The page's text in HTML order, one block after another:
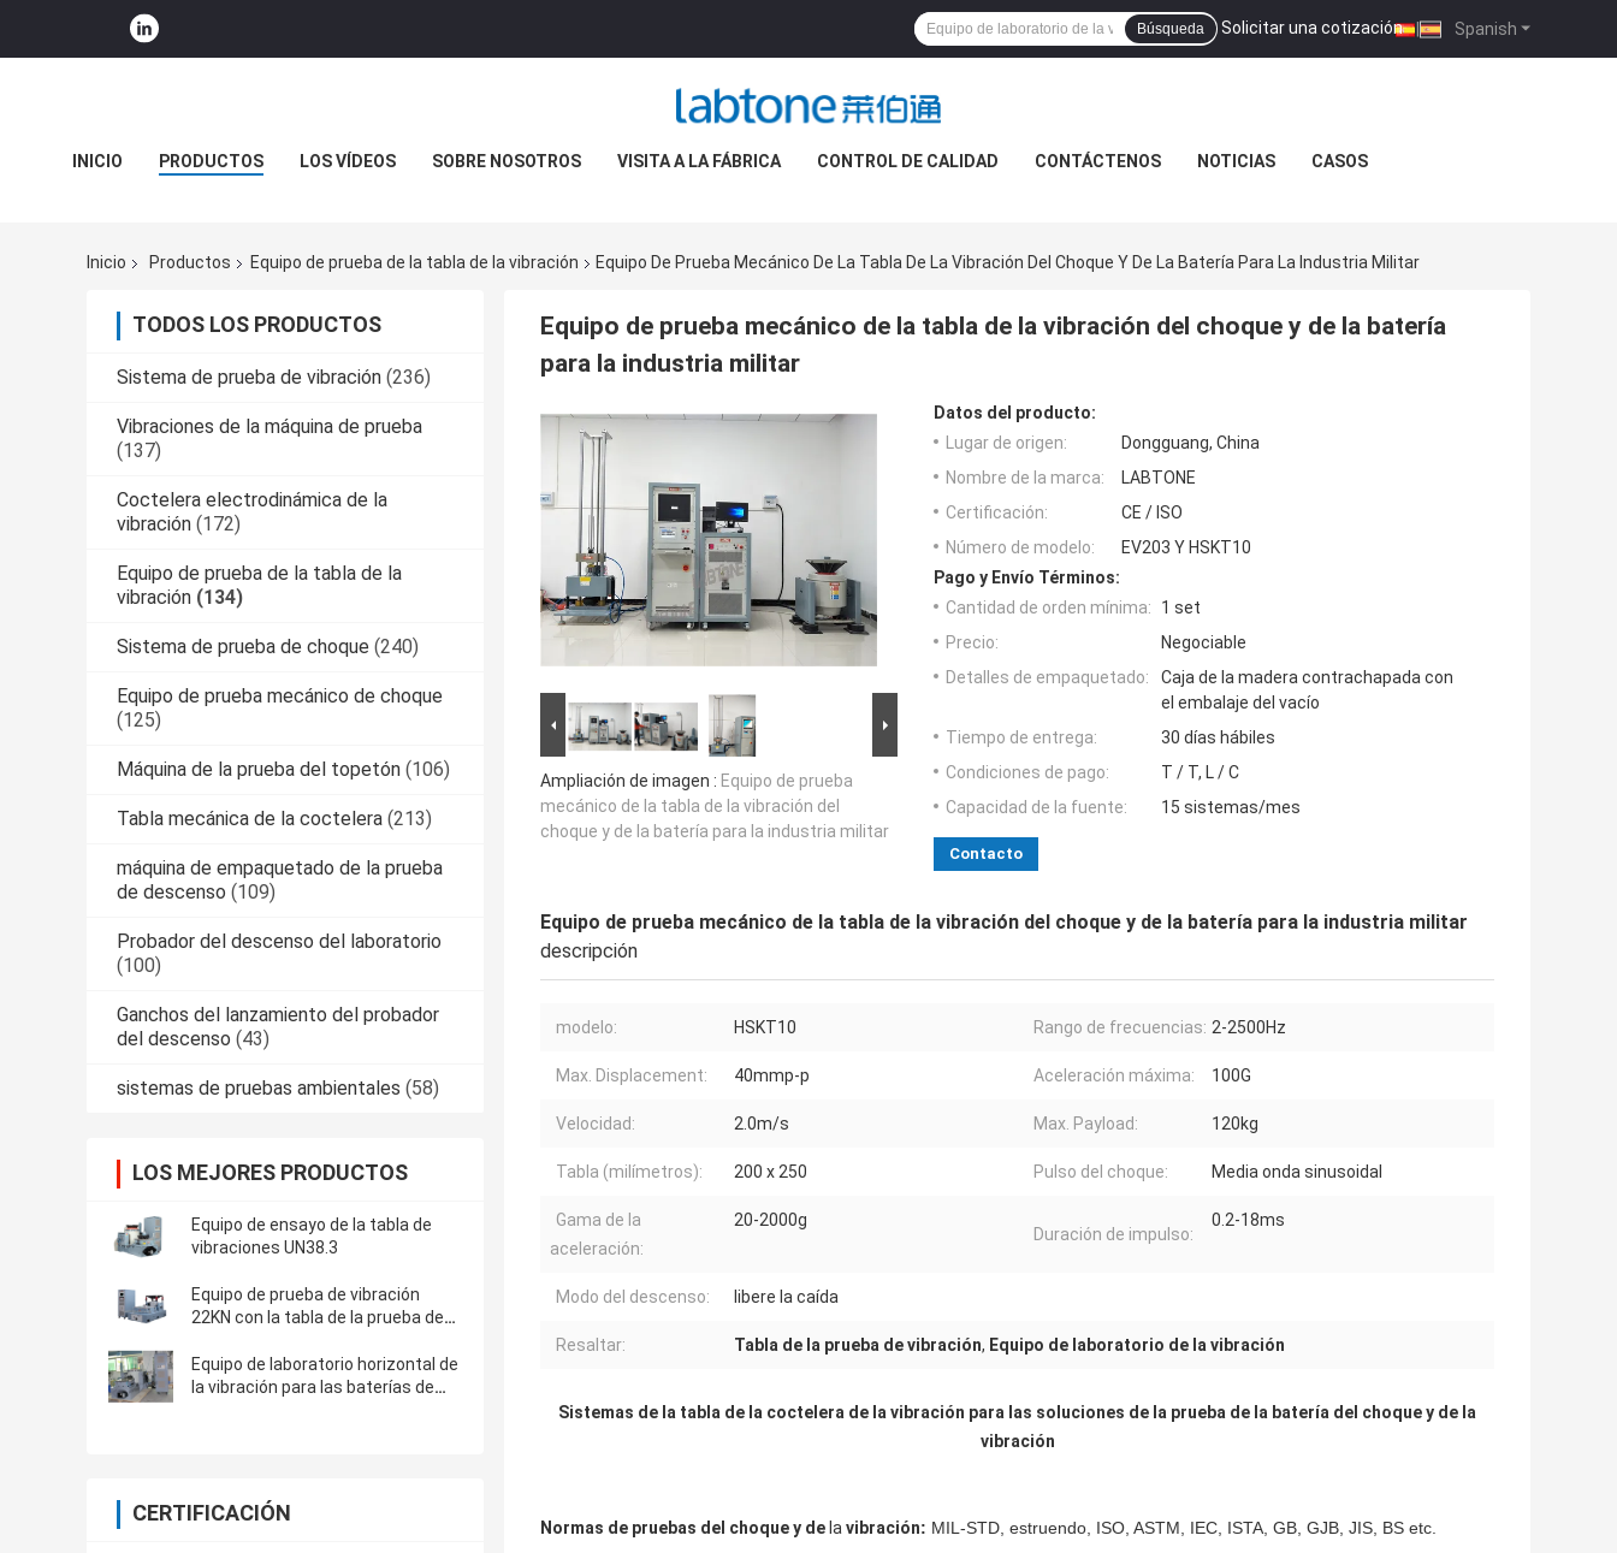
Spanish
Solicitar una cotización |
Búsqueda
INICIO PRODUCTOS LOS VÍDEOS SOBRE NOSOTROS VISITA A LA FÁBRICA CONTROL DE CALIDAD CONTÁCTENOS NOTICIAS CASOS
Inicio Productos Equipo de prueba de la tabla de la vibración Equipo De Prueba Mecánico De La Tabla De La Vibración Del Choque Y De La Batería Para La Industria Militar
TODOS LOS PRODUCTOS
Sistema de prueba de vibración (236)
Vibraciones de la máquina de prueba
(137)
Coctelera electrodinámica de la
vibración (172)
Equipo de prueba de la tabla de la
vibración (134)
Sistema de prueba de choque (240)
Equipo de prueba mecánico de choque
(125)
Máquina de la prueba del topetón (106)
Tabla mecánica de la coctelera (213)
máquina de empaquetado de la prueba
de descenso (109)
Probador del descenso del laboratorio
(100)
Ganchos del lanzamiento del probador
del descenso (43)
sistemas de pruebas ambientales (58)
LOS MEJORES PRODUCTOS
Equipo de ensayo de la tabla de
vibraciones UN38.3
Equipo de prueba de vibración
22KN con la tabla de la prueba de
vibración
Equipo de laboratorio horizontal de
la vibración para las baterías de
CERTIFICACIÓN
Equipo de prueba mecánico de la tabla de la vibración del choque y de la batería
para la industria militar
Ampliación de imagen : Equipo de prueba
mecánico de la tabla de la vibración del
choque y de la batería para la industria militar
Datos del producto:
Lugar de origen:
Dongguang, China
Nombre de la marca:
LABTONE
Certificación:
CE / ISO
Número de modelo:
EV203 Y HSKT10
Pago y Envío Términos:
Cantidad de orden mínima:
1 set
Precio:
Negociable
Detalles de empaquetado:
Caja de la madera contrachapada con
el embalaje del vacío
Tiempo de entrega:
30 días hábiles
Condiciones de pago:
T / T, L / C
Capacidad de la fuente:
15 sistemas/mes
Contacto
Equipo de prueba mecánico de la tabla de la vibración del choque y de la batería para la industria militar
descripción
modelo: HSKT10 Rango de frecuencias: 2-2500Hz
Max. Displacement: 40mmp-p Aceleración máxima: 100G
Velocidad: 2.0m/s Max. Payload: 120kg
Tabla (milímetros): 200 x 250 Pulso del choque: Media onda sinusoidal
Gama de la
aceleración:
20-2000g
Duración de impulso:
0.2-18ms
Modo del descenso: libere la caída
Resaltar: Tabla de la prueba de vibración, Equipo de laboratorio de la vibración
Sistemas de la tabla de la coctelera de la vibración para las soluciones de la prueba de la batería del choque y de la
vibración
Normas de pruebas del choque y de lavibración: MIL-STD, estruendo, ISO, ASTM, IEC, ISTA, GB, GJB, JIS, BS etc.